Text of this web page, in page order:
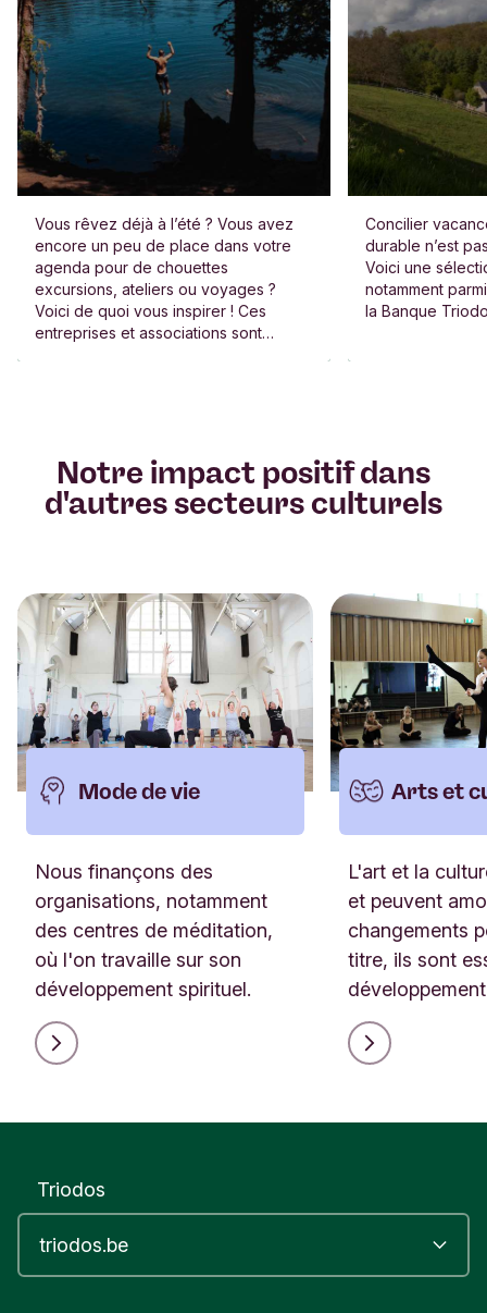
Vous rêvez déjà à l’été ? Vous avez
encore un peu de place dans votre
agenda pour de chouettes
excursions, ateliers ou voyages ?
Voici de quoi vous inspirer ! Ces
entreprises et associations sont
Concilier
durable n’est
Voici une
notamment
la Banque
Notre impact positif dans
d'autres secteurs culturels
Mode de vie
Nous finançons des
organisations, notamment
des centres de méditation,
où l'on travaille sur son
développement spirituel.
Arts et
L'art et la
et peuvent
changements
titre, ils sont
Triodos